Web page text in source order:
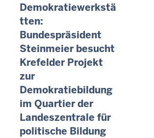
Demokratiewerkstä
tten:
Bundespräsident
Steinmeier besucht
Krefelder Projekt
zur
Demokratiebildung
im Quartier der
Landeszentrale für
politische Bildung